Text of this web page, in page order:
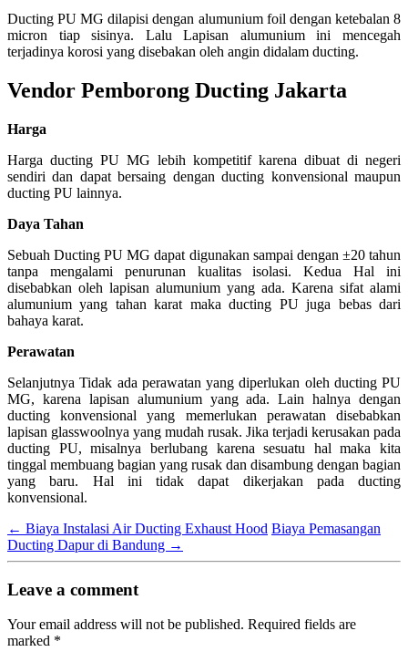
Ducting PU MG dilapisi dengan alumunium foil dengan ketebalan 8
micron tiap sisinya. Lalu Lapisan alumunium ini mencegah
terjadinya korosi yang disebakan oleh angin didalam ducting.
Vendor Pemborong Ducting Jakarta
Harga
Harga ducting PU MG lebih kompetitif karena dibuat di negeri
sendiri dan dapat bersaing dengan ducting konvensional maupun
ducting PU lainnya.
Daya Tahan
Sebuah Ducting PU MG dapat digunakan sampai dengan ±20 tahun
tanpa mengalami penurunan kualitas isolasi. Kedua Hal ini
disebabkan oleh lapisan alumunium yang ada. Karena sifat alami
alumunium yang tahan karat maka ducting PU juga bebas dari
bahaya karat.
Perawatan
Selanjutnya Tidak ada perawatan yang diperlukan oleh ducting PU
MG, karena lapisan alumunium yang ada. Lain halnya dengan
ducting konvensional yang memerlukan perawatan disebabkan
lapisan glasswoolnya yang mudah rusak. Jika terjadi kerusakan pada
ducting PU, misalnya berlubang karena sesuatu hal maka kita
tinggal membuang bagian yang rusak dan disambung dengan bagian
yang baru. Hal ini tidak dapat dikerjakan pada ducting
konvensional.
← Biaya Instalasi Air Ducting Exhaust Hood Biaya Pemasangan
Ducting Dapur di Bandung →
Leave a comment
Your email address will not be published. Required fields are
marked *